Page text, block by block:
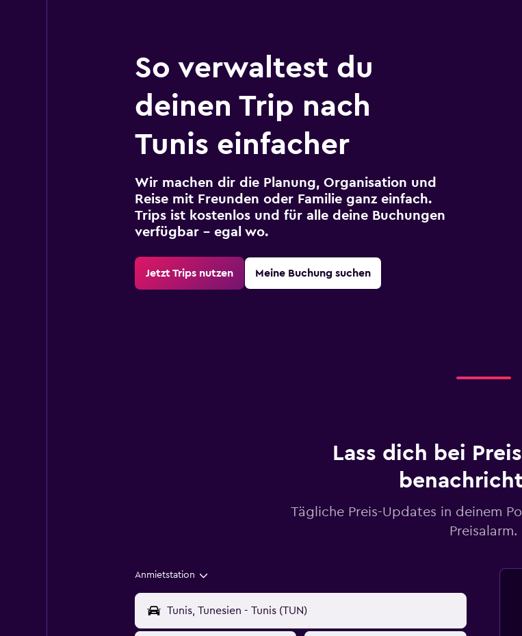
So verwaltest du
deinen Trip nach
Tunis einfacher
Wir machen dir die Planung, Organisation und
Reise mit Freunden oder Familie ganz einfach.
Trips ist kostenlos und für alle deine Buchungen
verfügbar – egal wo.
Jetzt Trips nutzen Meine Buchung suchen
Lass dich bei
Tägliche Preis-Updates in deinem
Preisalarm.
Anmietstation